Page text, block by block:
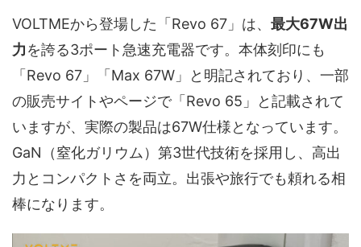
VOLTMEから登場した「Revo 67」は、 最大67W出
力を誇る3ポート急速充電器です。本体刻印にも
「Revo 67」「Max 67W」と明記されており、一部
の販売サイトやページで「Revo 65」と記載されて
いますが、実際の製品は67W仕様となっています。
GaN（窒化ガリウム）第3世代技術を採用し、高出
力とコンパクトさを両立。出張や旅行でも頼れる相
棒になります。